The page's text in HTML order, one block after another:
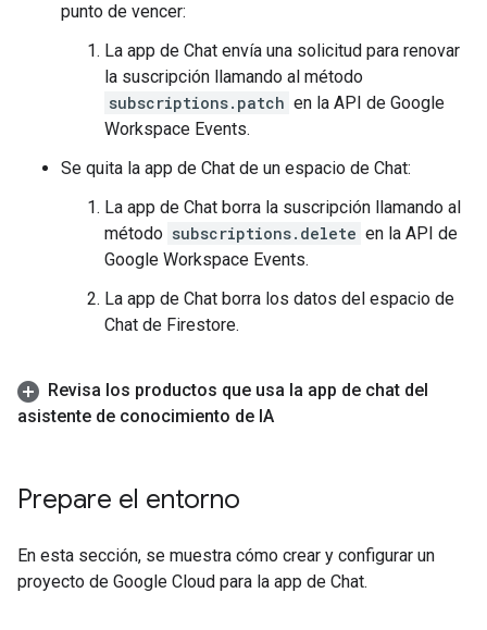
punto de vencer:
La app de Chat envía una solicitud para renovar
la suscripción llamando al método
subscriptions.patch en la API de Google
Workspace Events.
Se quita la app de Chat de un espacio de Chat:
La app de Chat borra la suscripción llamando al
método subscriptions.delete en la API de
Google Workspace Events.
La app de Chat borra los datos del espacio de
Chat de Firestore.
Revisa los productos que usa la app de chat del
asistente de conocimiento de IA
Prepare el entorno
En esta sección, se muestra cómo crear y configurar un
proyecto de Google Cloud para la app de Chat.